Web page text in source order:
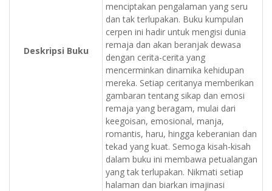
Deskripsi Buku
menciptakan pengalaman yang seru
dan tak terlupakan. Buku kumpulan
cerpen ini hadir untuk mengisi dunia
remaja dan akan beranjak dewasa
dengan cerita-cerita yang
mencerminkan dinamika kehidupan
mereka. Setiap ceritanya memberikan
gambaran tentang sikap dan emosi
remaja yang beragam, mulai dari
keegoisan, emosional, manja,
romantis, haru, hingga keberanian dan
tekad yang kuat. Semoga kisah-kisah
dalam buku ini membawa petualangan
yang tak terlupakan. Nikmati setiap
halaman dan biarkan imajinasi